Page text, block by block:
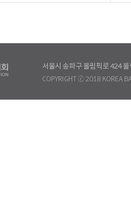
서울시 송파구 올림픽로 424
COPYRIGHT ⓒ 2018 KOREA